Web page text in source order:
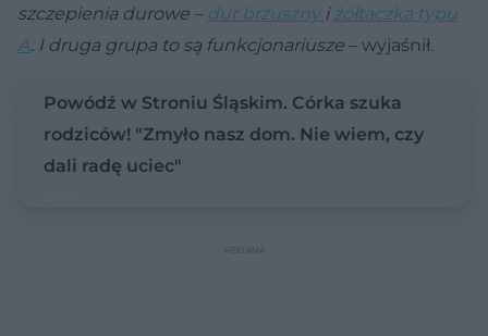
szczepienia durowe – dur brzuszny i żółtaczka typu
A . I druga grupa to są funkcjonariusze – wyjaśnił.
Powódź w Stroniu Śląskim. Córka szuka
rodziców! "Zmyło nasz dom. Nie wiem, czy
dali radę uciec"